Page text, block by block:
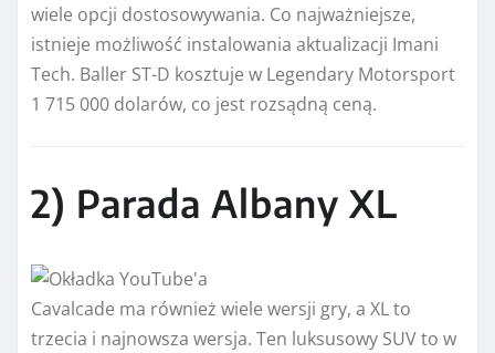
wiele opcji dostosowywania. Co najważniejsze,
istnieje możliwość instalowania aktualizacji Imani
Tech. Baller ST-D kosztuje w Legendary Motorsport
1 715 000 dolarów, co jest rozsądną ceną.
2) Parada Albany XL
Cavalcade ma również wiele wersji gry, a XL to
trzecia i najnowsza wersja. Ten luksusowy SUV to w